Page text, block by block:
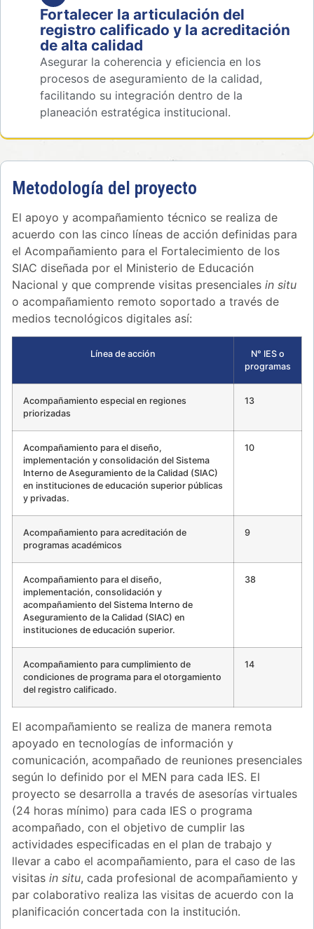
Fortalecer la articulación del
registro calificado y la acreditación
de alta calidad
Asegurar la coherencia y eficiencia en los
procesos de aseguramiento de la calidad,
facilitando su integración dentro de la
planeación estratégica institucional.
Metodología del proyecto
El apoyo y acompañamiento técnico se realiza de
acuerdo con las cinco líneas de acción definidas para
el Acompañamiento para el Fortalecimiento de los
SIAC diseñada por el Ministerio de Educación
Nacional y que comprende visitas presenciales in situ
o acompañamiento remoto soportado a través de
medios tecnológicos digitales así:
Línea de acción
N° IES o
programas
Acompañamiento especial en regiones
priorizadas
13
Acompañamiento para el diseño,
implementación y consolidación del Sistema
Interno de Aseguramiento de la Calidad (SIAC)
en instituciones de educación superior públicas
y privadas.
10
Acompañamiento para acreditación de
programas académicos
9
Acompañamiento para el diseño,
implementación, consolidación y
acompañamiento del Sistema Interno de
Aseguramiento de la Calidad (SIAC) en
instituciones de educación superior.
38
Acompañamiento para cumplimiento de
condiciones de programa para el otorgamiento
del registro calificado.
14
El acompañamiento se realiza de manera remota
apoyado en tecnologías de información y
comunicación, acompañado de reuniones presenciales
según lo definido por el MEN para cada IES. El
proyecto se desarrolla a través de asesorías virtuales
(24 horas mínimo) para cada IES o programa
acompañado, con el objetivo de cumplir las
actividades especificadas en el plan de trabajo y
llevar a cabo el acompañamiento, para el caso de las
visitas in situ, cada profesional de acompañamiento y
par colaborativo realiza las visitas de acuerdo con la
planificación concertada con la institución.